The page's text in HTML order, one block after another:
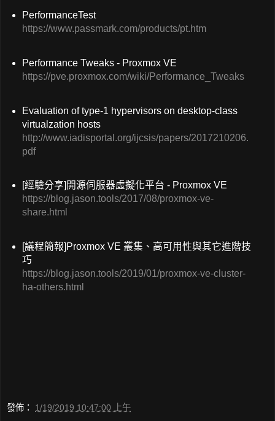
PerformanceTest
https://www.passmark.com/products/pt.htm
Performance Tweaks - Proxmox VE
https://pve.proxmox.com/wiki/Performance_Tweaks
Evaluation of type-1 hypervisors on desktop-class
virtualzation hosts
http://www.iadisportal.org/ijcsis/papers/2017210206.
pdf
[經驗分享]開源伺服器虛擬化平台 - Proxmox VE
https://blog.jason.tools/2017/08/proxmox-ve-
share.html
[議程簡報]Proxmox VE 叢集、高可用性與其它進階技
巧
https://blog.jason.tools/2019/01/proxmox-ve-cluster-
ha-others.html
發佈： 1/19/2019 10:47:00 上午